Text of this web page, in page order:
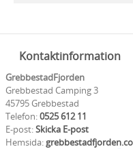
Kontaktinformation
GrebbestadFjorden
Grebbestad Camping 3
45795 Grebbestad
Telefon:0525 612 11
E-post:Skicka E-post
Hemsida: